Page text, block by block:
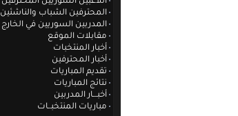
المحترفين الشباب والناشئين
المدربين السوريين في الخارج
مقابلات الموقع
أخبار المنتخبات
أخبار المحترفين
تقديم المباريات
نتائج المباريات
أخبـــار المدربين
مباريات المنتخبــات